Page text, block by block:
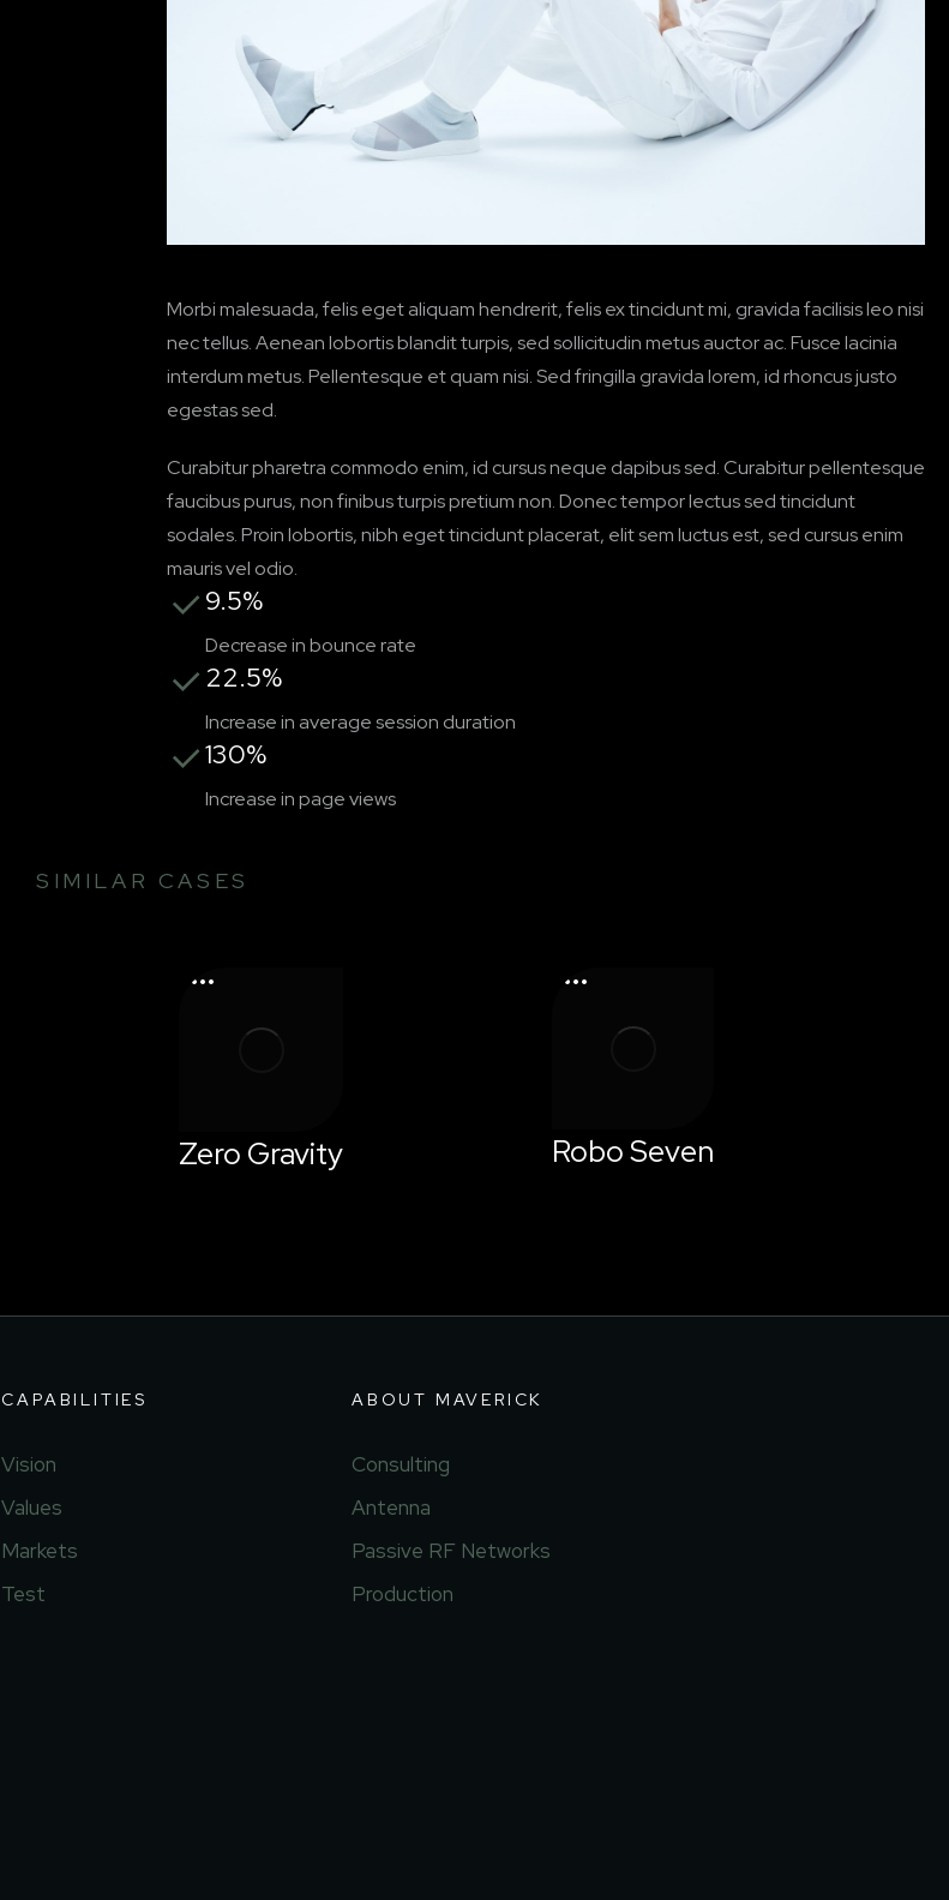
Morbi malesuada, felis eget aliquam hendrerit, felis ex tincidunt mi, gravida facilisis leo nisi
nec tellus. Aenean lobortis blandit turpis, sed sollicitudin metus auctor ac. Fusce lacinia
interdum metus. Pellentesque et quam nisi. Sed fringilla gravida lorem, id rhoncus justo
egestas sed.
Curabitur pharetra commodo enim, id cursus neque dapibus sed. Curabitur pellentesque
faucibus purus, non finibus turpis pretium non. Donec tempor lectus sed tincidunt
sodales. Proin lobortis, nibh eget tincidunt placerat, elit sem luctus est, sed cursus enim
mauris vel odio.
9.5%
Decrease in bounce rate
22.5%
Increase in average session duration
130%
Increase in page views
SIMILAR CASES
Zero Gravity Robo Seven
CAPABILITIES
Vision
Values
Markets
Test
ABOUT MAVERICK
Consulting
Antenna
Passive RF Networks
Production